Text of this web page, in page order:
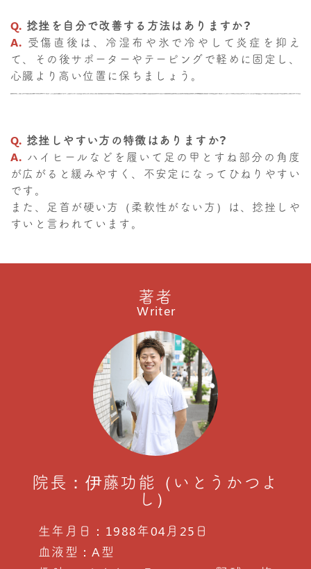
Q. 捻挫を自分で改善する方法はありますか？
A. 受傷直後は、冷湿布や氷で冷やして炎症を抑え
て、その後サポーターやテーピングで軽めに固定し、
心臓より高い位置に保ちましょう。
Q. 捻挫しやすい方の特徴はありますか？
A. ハイヒールなどを履いて足の甲とすね部分の角度
が広がると緩みやすく、不安定になってひねりやすい
です。
また、足首が硬い方（柔軟性がない方）は、捻挫しや
すいと言われています。
著者
Writer
院長：伊藤功能（いとうかつよ
し）
生年月日：1988年04月25日
血液型：A型